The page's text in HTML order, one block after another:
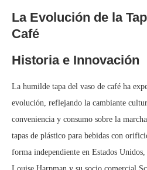
La Evolución de la
Café
Historia e Innovación
La humilde tapa del vaso de café ha
evolución, reflejando la cambiante
conveniencia y consumo sobre la
tapas de plástico para bebidas con
forma independiente en Estados